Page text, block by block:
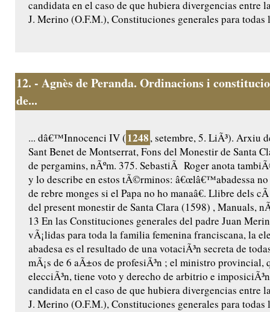
candidata en el caso de que hubiera divergencias entre
J. Merino (O.F.M.), Constituciones generales para todas
12. - Agnès de Peranda. Ordinacions i
de...
... dâ€™Innocenci IV (1248, setembre, 5. LiÃ³). Arxiu
Sant Benet de Montserrat, Fons del Monestir de Santa
de pergamins, nÃºm. 375. SebastiÃ Roger anota
y lo describe en estos tÃ©rminos: â€œlâ€™abadessa
de rebre monges si el Papa no ho manaâ€. Llibre dels
del present monestir de Santa Clara (1598) , Manuals,
13 En las Constituciones generales del padre Juan
vÃ¡lidas para toda la familia femenina franciscana, la
abadesa es el resultado de una votaciÃ³n secreta de
mÃ¡s de 6 aÃ±os de profesiÃ³n ; el ministro provincial,
elecciÃ³n, tiene voto y derecho de arbitrio e
candidata en el caso de que hubiera divergencias entre
J. Merino (O.F.M.), Constituciones generales para todas